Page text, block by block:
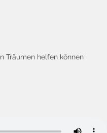
Träumen helfen können